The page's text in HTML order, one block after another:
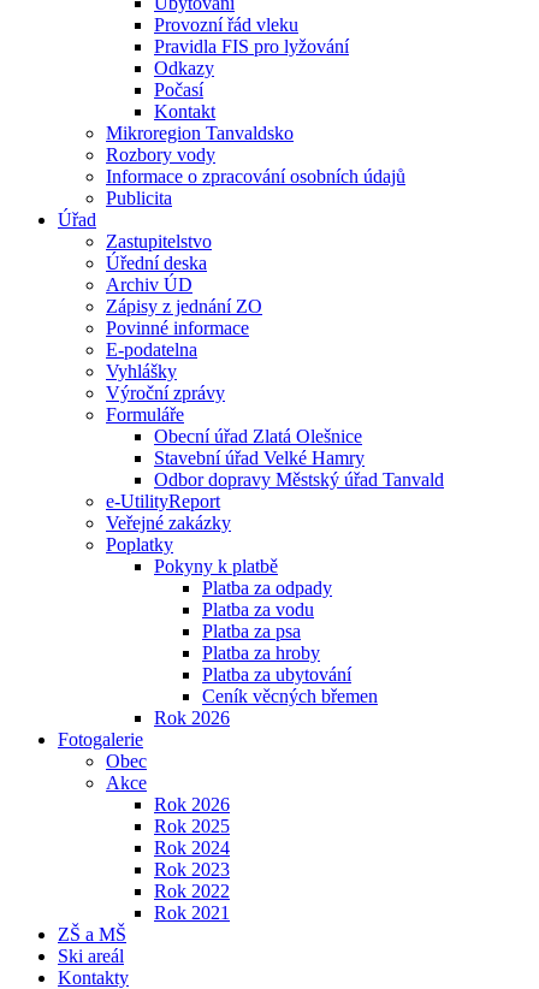
Provozní řád vleku
Pravidla FIS pro lyžování
Odkazy
Počasí
Kontakt
Mikroregion Tanvaldsko
Rozbory vody
Informace o zpracování osobních údajů
Publicita
Úřad
Zastupitelstvo
Úřední deska
Archiv ÚD
Zápisy z jednání ZO
Povinné informace
E-podatelna
Vyhlášky
Výroční zprávy
Formuláře
Obecní úřad Zlatá Olešnice
Stavební úřad Velké Hamry
Odbor dopravy Městský úřad Tanvald
e-UtilityReport
Veřejné zakázky
Poplatky
Pokyny k platbě
Platba za odpady
Platba za vodu
Platba za psa
Platba za hroby
Platba za ubytování
Ceník věcných břemen
Rok 2026
Fotogalerie
Obec
Akce
Rok 2026
Rok 2025
Rok 2024
Rok 2023
Rok 2022
Rok 2021
ZŠ a MŠ
Ski areál
Kontakty